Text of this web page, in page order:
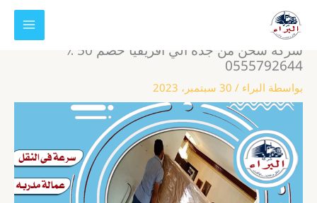
تخطي
المحتوى
شركة شحن من جدة الي أفريقيا خصم 50 ٪
0555792644
بواسطة البراء / 30 سبتمبر، 2023